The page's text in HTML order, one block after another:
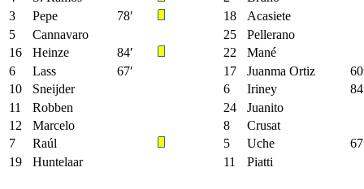
3
Pepe 78′ 18
Acasiete
5
Cannavaro 25
Pellerano
16
Heinze 84′ 22
Mané
6
Lass 67′ 17 Juanma Ortiz
10
Sneijder 6 Iriney
11
Robben 24
Juanito
12
Marcelo 8
Crusat
7
Raúl 5 Uche
19
Huntelaar 11 Piatti